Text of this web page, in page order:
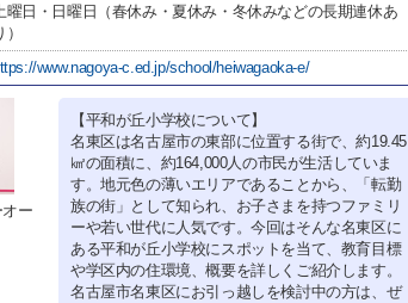
曜日・日曜日（春休み・夏休み・冬休みなどの長期連休あ
）
www.nagoya-c.ed.jp/school/heiwagaoka-e/
ー
【平和が丘小学校について】
名東区は名古屋市の東部に位置する街で、約19.45
㎢の面積に、約164,000人の市民が生活していま
す。地元色の薄いエリアであることから、「転勤
族の街」として知られ、お子さまを持つファミリ
ーや若い世代に人気です。今回はそんな名東区に
ある平和が丘小学校にスポットを当て、教育目標
や学区内の住環境、概要を詳しくご紹介します。
名古屋市名東区にお引っ越しを検討中の方は、ぜ